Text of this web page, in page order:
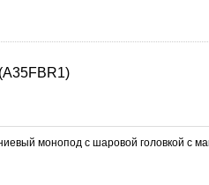
монопод с шаровой головкой с